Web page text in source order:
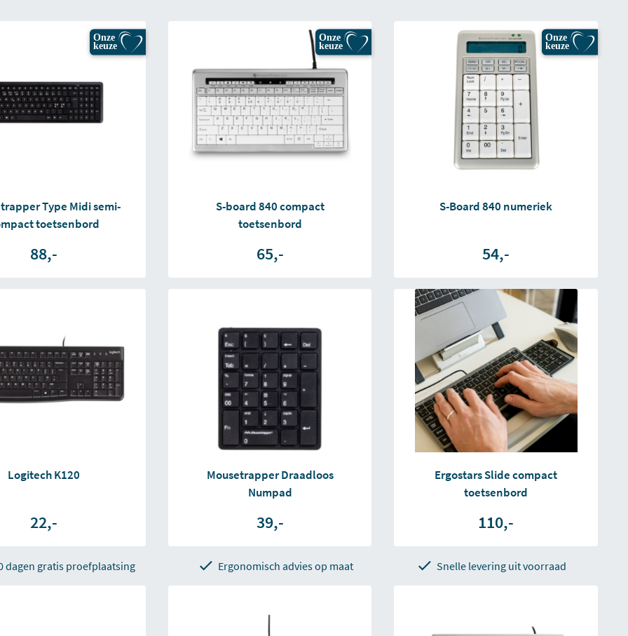
Onze
keuze
Type Midi semi-
toetsenbord
88,-
Onze
keuze
S-board 840 compact
toetsenbord
65,-
Onze
keuze
S-Board 840 numeriek
54,-
Logitech K120
22,-
Mousetrapper Draadloos
Numpad
39,-
Ergostars Slide compact
toetsenbord
110,-
dagen gratis proefplaatsing Ergonomisch advies op maat Snelle levering uit voorraad